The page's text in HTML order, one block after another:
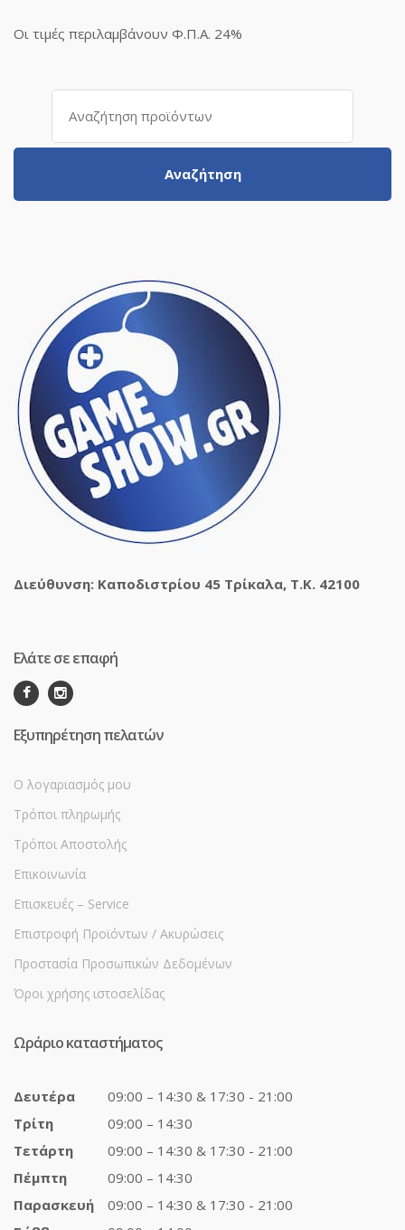
Οι τιμές περιλαμβάνουν Φ.Π.Α. 24%
Αναζήτηση
Αναζήτηση
Διεύθυνση: Καποδιστρίου 45 Τρίκαλα, Τ.Κ. 42100
Ελάτε σε επαφή
Εξυπηρέτηση πελατών
Ο λογαριασμός μου
Τρόποι πληρωμής
Τρόποι Αποστολής
Επικοινωνία
Επισκευές – Service
Επιστροφή Προϊόντων / Ακυρώσεις
Προστασία Προσωπικών Δεδομένων
Όροι χρήσης ιστοσελίδας
Ωράριο καταστήματος
Δευτέρα
09:00 – 14:30 & 17:30 - 21:00
Τρίτη
09:00 – 14:30
Τετάρτη
09:00 – 14:30 & 17:30 - 21:00
Πέμπτη
09:00 – 14:30
Παρασκευή
09:00 – 14:30 & 17:30 - 21:00